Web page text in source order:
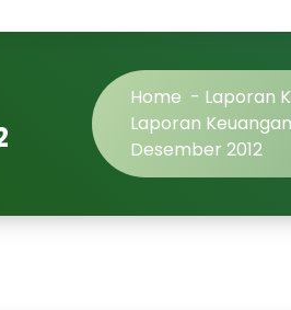
Home - Laporan
Laporan
Desember 2012